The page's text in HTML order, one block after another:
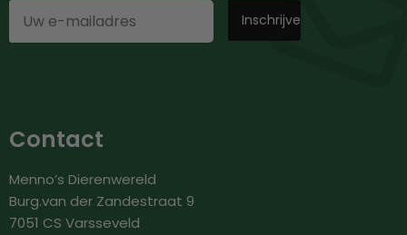
Contact
Menno’s Dierenwereld
Burg.van der Zandestraat 9
7051 CS Varsseveld